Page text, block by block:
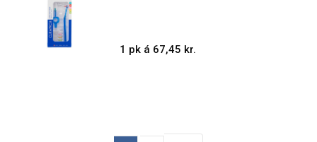
1 pk á 67,45 kr.